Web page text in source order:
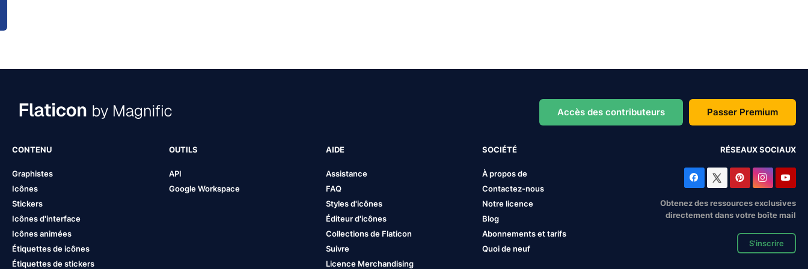
Accès des contributeurs Passer Premium
CONTENU
Graphistes
Icônes
Stickers
Icônes d'interface
Icônes animées
Étiquettes de icônes
Étiquettes de stickers
OUTILS
API
Google Workspace
AIDE
Assistance
FAQ
Styles d'icônes
Éditeur d'icônes
Collections de Flaticon
Suivre
Licence Merchandising
SOCIÉTÉ
À propos de
Contactez-nous
Notre licence
Blog
Abonnements et tarifs
Quoi de neuf
RÉSEAUX SOCIAUX
Obtenez des ressources exclusives
directement dans votre boîte mail
S'inscrire